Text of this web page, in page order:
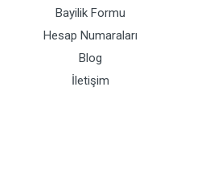
Bayilik Formu
Hesap Numaraları
Blog
İletişim